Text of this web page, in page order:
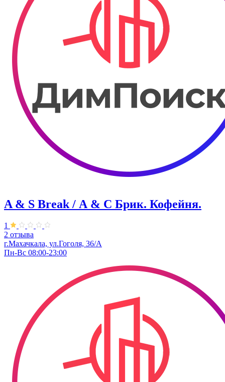
A & S Break / А & С Брик. Кофейня.
1
2 отзыва
г.Махачкала, ул.Гоголя, 36/А
Пн-Вс 08:00-23:00